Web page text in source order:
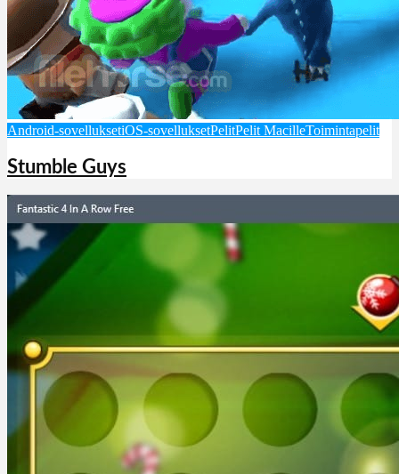
Android-sovelluksetiOS-sovelluksetPelitPelit MacilleToimintapelit
Stumble Guys